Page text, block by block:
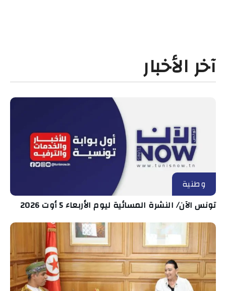
آخر الأخبار
وطنية
تونس الآن/ النشرة المسائية ليوم الأربعاء 5 أوت 2026